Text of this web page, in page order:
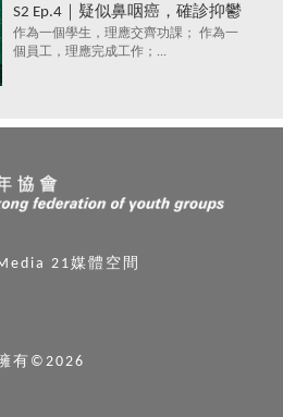
S2 Ep.4｜疑似鼻咽癌，確診抑鬱
症，究竟點解會咁？唔洗睇醫
生，唔洗食藥，都可以打敗抑鬱
作為一個學生，理應交齊功課； 作為一
個員工，理應完成工作；...
21媒體空間
有©2026